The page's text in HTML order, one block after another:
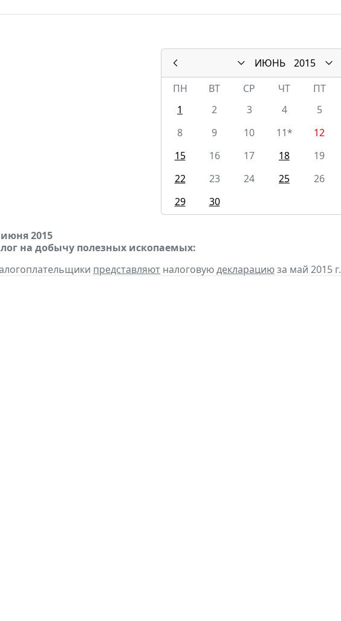
ИЮНЬ
2015
ПН
ВТ СР ЧТ ПТ
1
2 3 4 5
8
9 10 11* 12
15
16 17 18 19
22
23 24 25 26
29
30
2015
на добычу полезных ископаемых:
представляют налоговуюдекларациюза май 2015 г.